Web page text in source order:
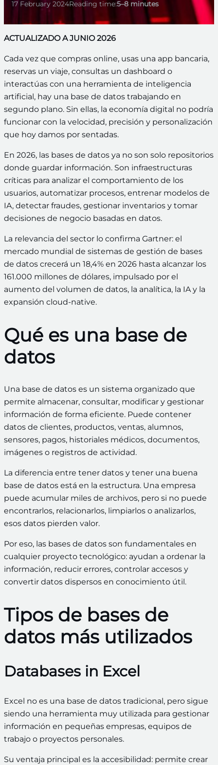
17 February 2024Reading time:5–8 minutes
ACTUALIZADO A JUNIO 2026
Cada vez que compras online, usas una app bancaria,
reservas un viaje, consultas un dashboard o
interactúas con una herramienta de inteligencia
artificial, hay una base de datos trabajando en
segundo plano. Sin ellas, la economía digital no podría
funcionar con la velocidad, precisión y personalización
que hoy damos por sentadas.
En 2026, las bases de datos ya no son solo repositorios
donde guardar información. Son infraestructuras
críticas para analizar el comportamiento de los
usuarios, automatizar procesos, entrenar modelos de
IA, detectar fraudes, gestionar inventarios y tomar
decisiones de negocio basadas en datos.
La relevancia del sector lo confirma Gartner: el
mercado mundial de sistemas de gestión de bases
de datos crecerá un 18,4% en 2026 hasta alcanzar los
161.000 millones de dólares, impulsado por el
aumento del volumen de datos, la analítica, la IA y la
expansión cloud-native.
Qué es una base de
datos
Una base de datos es un sistema organizado que
permite almacenar, consultar, modificar y gestionar
información de forma eficiente. Puede contener
datos de clientes, productos, ventas, alumnos,
sensores, pagos, historiales médicos, documentos,
imágenes o registros de actividad.
La diferencia entre tener datos y tener una buena
base de datos está en la estructura. Una empresa
puede acumular miles de archivos, pero si no puede
encontrarlos, relacionarlos, limpiarlos o analizarlos,
esos datos pierden valor.
Por eso, las bases de datos son fundamentales en
cualquier proyecto tecnológico: ayudan a ordenar la
información, reducir errores, controlar accesos y
convertir datos dispersos en conocimiento útil.
Tipos de bases de
datos más utilizados
Databases in Excel
Excel no es una base de datos tradicional, pero sigue
siendo una herramienta muy utilizada para gestionar
información en pequeñas empresas, equipos de
trabajo o proyectos personales.
Su ventaja principal es la accesibilidad: permite crear